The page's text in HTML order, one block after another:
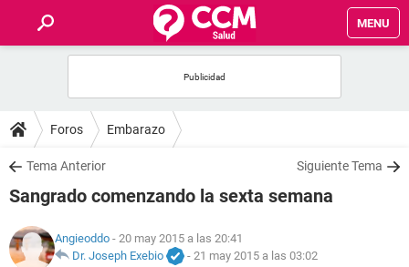
MENU
FOROS
SALUD
FAMILIA
NUTRICIÓN
Foros Embarazo
Tema Anterior Siguiente Tema
Sangrado comenzando la sexta semana
Angieoddo - 20 may 2015 a las 20:41
Dr. Joseph Exebio
- 21 may 2015 a las 03:02